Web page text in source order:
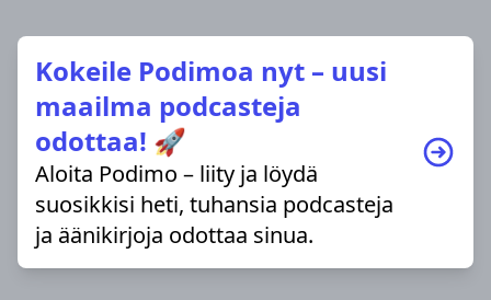
Kokeile Podimoa nyt – uusi
maailma podcasteja
odottaa! 🚀
Aloita Podimo – liity ja löydä
suosikkisi heti, tuhansia podcasteja
ja äänikirjoja odottaa sinua.